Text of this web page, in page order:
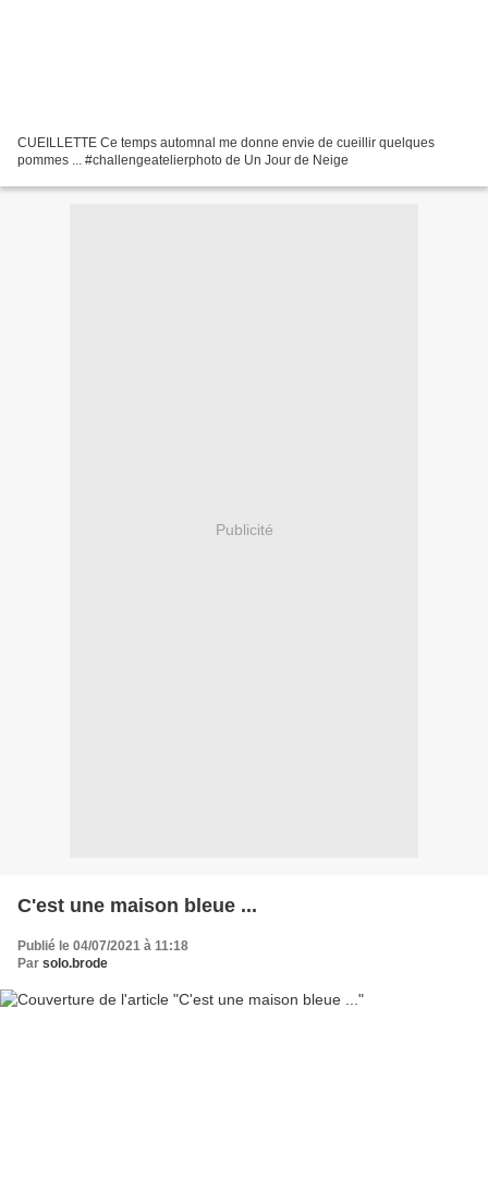
CUEILLETTE Ce temps automnal me donne envie de cueillir quelques
pommes ... #challengeatelierphoto de Un Jour de Neige
Publicité
C'est une maison bleue ...
Publié le 04/07/2021 à 11:18
Par solo.brode